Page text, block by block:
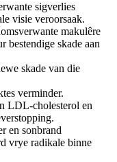
sigverlies
visie veroorsaak.
makulêre
bestendige skade aan
skade van die
verminder.
LDL-cholesterol en
en sonbrand
vrye radikale binne